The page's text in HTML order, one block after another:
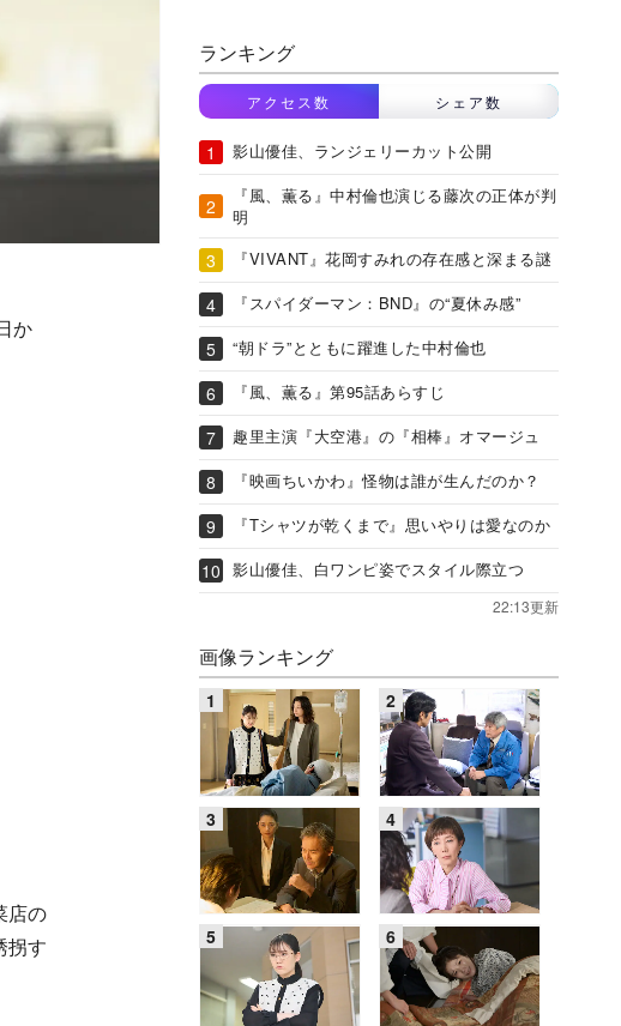
か
店の
拐す
ランキング
アクセス数 シェア数
影山優佳、ランジェリーカット公開
『風、薫る』中村倫也演じる藤次の正体が判
明
『VIVANT』花岡すみれの存在感と深まる謎
『スパイダーマン：BND』の“夏休み感”
“朝ドラ”とともに躍進した中村倫也
『風、薫る』第95話あらすじ
趣里主演『大空港』の『相棒』オマージュ
『映画ちいかわ』怪物は誰が生んだのか？
『Tシャツが乾くまで』思いやりは愛なのか
影山優佳、白ワンピ姿でスタイル際立つ
22:13更新
画像ランキング